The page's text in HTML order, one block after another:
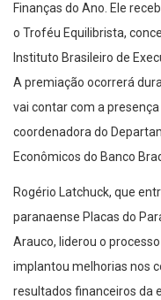
Finanças do Ano. Ele
o Troféu Equilibrista,
Instituto Brasileiro de
A premiação ocorrerá
vai contar com a
coordenadora do
Econômicos do Banco
Rogério Latchuck, que
paranaense Placas do
Arauco, liderou o
implantou melhorias nos
resultados financeiros da